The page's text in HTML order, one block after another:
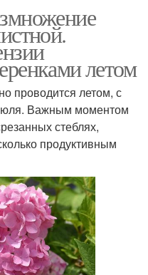
летом
проводится летом, с
Важным моментом
стеблях,
продуктивным